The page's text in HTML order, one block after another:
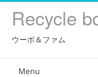
Recycle
ウーボ＆ファム
Menu